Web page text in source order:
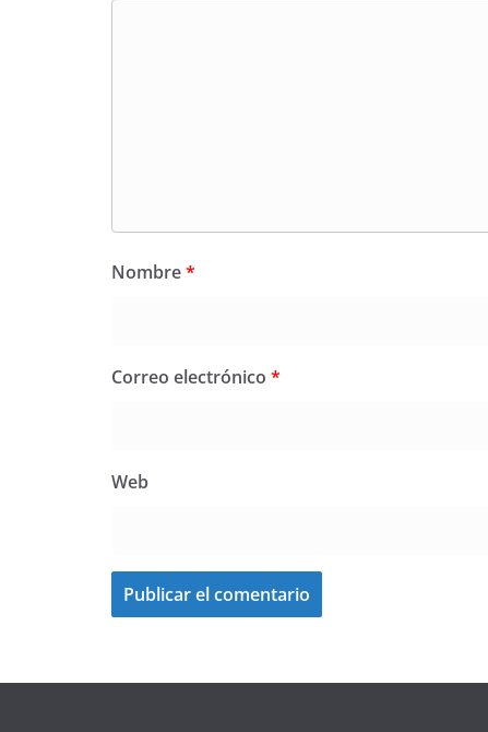
Nombre*
Correo electrónico *
Web